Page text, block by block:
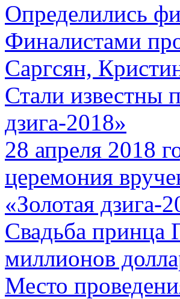
Определились
Финалистами
Саргсян,
Стали известны
дзига-2018»
28 апреля 2018
церемония
«Золотая дзига-
Свадьба принца
миллионов
Место